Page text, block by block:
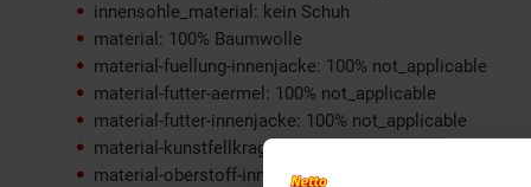
innensohle_material: kein Schuh
material: 100% Baumwolle
material-fuellung-innenjacke: 100% not_applicable
material-futter-aermel: 100% not_applicable
material-futter-innenjacke: 100% not_applicable
material-kunstfellkragen: 100% not_applicable
material-oberstoff-innenjacke: 100% not_applicable